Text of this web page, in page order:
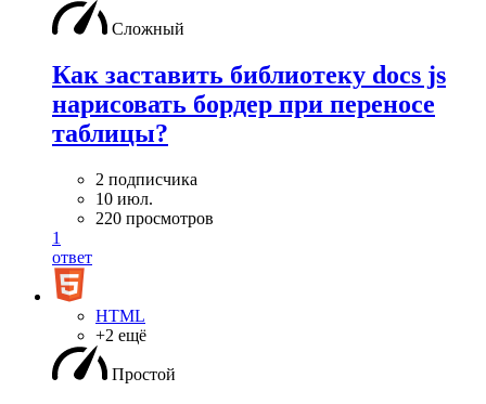
Сложный
Как заставить библиотеку docs js
нарисовать бордер при переносе
таблицы?
2 подписчика
10 июл.
220 просмотров
1
ответ
HTML
+2 ещё
Простой